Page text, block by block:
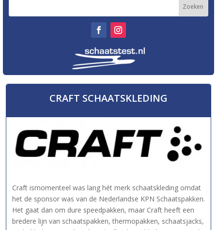
CRAFT SCHAATSKLEDING
Craft ismomenteel was lang hét merk schaatskleding omdat
het de sponsor was van de Nederlandse KPN Schaatspakken.
Het gaat dan om dure speedpakken, maar Craft heeft een
bredere lijn van schaatspakken, thermopakken, schaatsjacks,